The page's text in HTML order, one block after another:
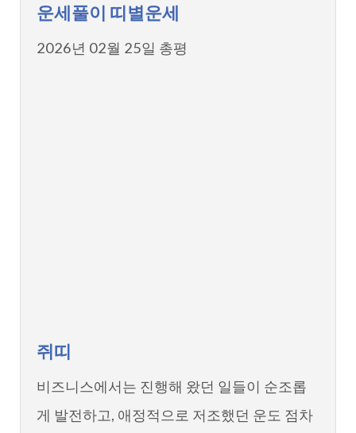
운세풀이 띠별운세
2026년 02월 25일 총평
쥐띠
비즈니스에서는 진행해 왔던 일들이 순조롭
게 발전하고, 애정적으로 저조했던 운도 점차